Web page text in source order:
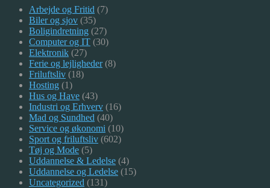
Arbejde og Fritid (7)
Biler og sjov (35)
Boligindretning (27)
Computer og IT (30)
Elektronik (27)
Ferie og lejligheder(8)
Friluftsliv (18)
Hosting (1)
Hus og Have (43)
Industri og Erhverv (16)
Mad og Sundhed (40)
Service og økonomi (10)
Sport og friluftsliv (602)
Tøj og Mode (5)
Uddannelse & Ledelse (4)
Uddannelse og Ledelse (15)
Uncategorized (131)